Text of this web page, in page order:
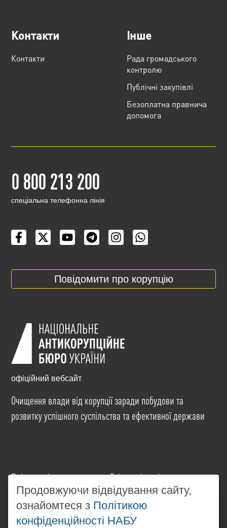
Контакти
Контакти
Інше
Рада громадського
контролю
Публічні закупівлі
Безоплатна правнича
допомога
0 800 213 200
cпеціальна телефонна лінія
Повідомити про корупцію
офіційний вебсайт
Очищення влади від корупції заради побудови та
розвитку успішного суспільства та ефективної держави
Всі матеріали на цьому сайті розміщені на умовах
ліцензіїCreative Commons Attribution-NonCommercial-
NoDerivatives 4.0 International. Використання будь-
яких матеріалів, розміщених на сайті, дозволяється
за умови посилання наwww.nabu.gov.ua
Продовжуючи відвідування сайту,
ознайомтеся з Політикою
конфіденційності НАБУ